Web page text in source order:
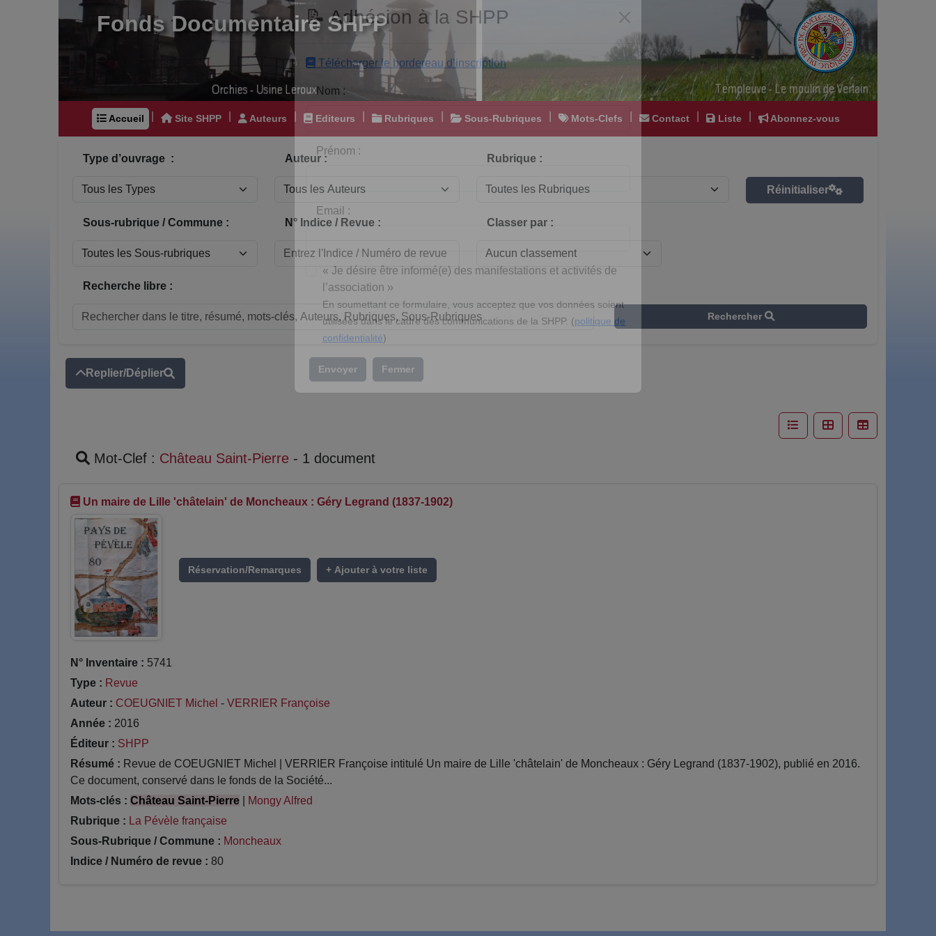
Fonds Documentaire SHPP
Accueil Site SHPP Auteurs Editeurs Rubriques Sous-Rubriques Mots-Clefs Contact Liste Abonnez-vous
Type d’ouvrage : Auteur : Rubrique :
Réinitialiser
Sous-rubrique / Commune : N° Indice / Revue : Classer par :
Recherche libre :
Rechercher
Replier/Déplier
Mot-Clef : Château Saint-Pierre - 1 document
Un maire de Lille 'châtelain' de Moncheaux : Géry Legrand (1837-1902)
Réservation/Remarques + Ajouter à votre liste
N° Inventaire : 5741
Type : Revue
Auteur : COEUGNIET Michel - VERRIER Françoise
Année : 2016
Éditeur : SHPP
Résumé : Revue de COEUGNIET Michel | VERRIER Françoise intitulé Un maire de Lille 'châtelain' de Moncheaux : Géry Legrand (1837-1902), publié en 2016.
Ce document, conservé dans le fonds de la Société...
Mots-clés : Château Saint-Pierre
Mongy Alfred
Rubrique : La Pévèle française
Sous-Rubrique / Commune : Moncheaux
Indice / Numéro de revue : 80
📝 Adhésion à la SHPP
Télécharger le bordereau d’inscription
Nom :
« Je désire être informé(e) des manifestations et activités de
l’association »
En soumettant ce formulaire, vous acceptez que vos données soient
confidentialité)